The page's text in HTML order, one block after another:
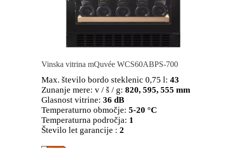
Vinska vitrina mQuvée WCS60ABPS-700
Max. število bordo steklenic 0,75 l: 43
Zunanje mere: v / š / g: 820, 595, 555 mm
Glasnost vitrine: 36 dB
Temperaturno območje: 5-20 °C
Temperaturna področja: 1
Število let garancije : 2